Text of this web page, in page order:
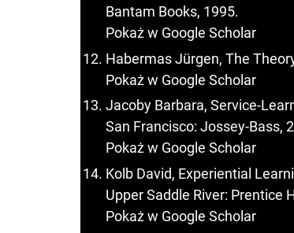
Bantam Books, 1995.
Pokaż w Google Scholar
Habermas Jürgen, The
Pokaż w Google Scholar
Jacoby Barbara, Service-
San Francisco: Jossey-Bass,
Pokaż w Google Scholar
Kolb David, Experiential
Upper Saddle River: Prentice
Pokaż w Google Scholar